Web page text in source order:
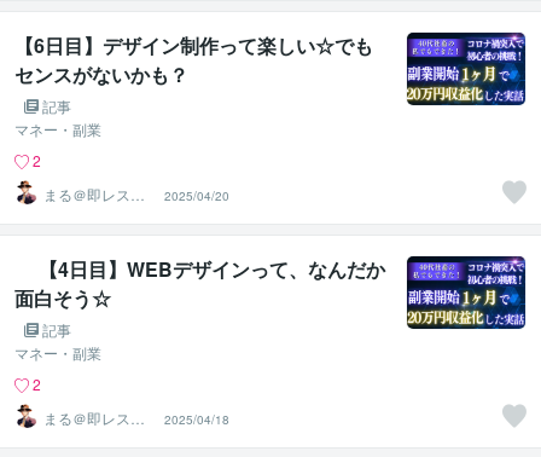
【6日目】デザイン制作って楽しい☆でも
センスがないかも？
記事
マネー・副業
2
まる＠即レス＆
スピード対応
2025/04/20
【4日目】WEBデザインって、なんだか
面白そう☆
記事
マネー・副業
2
まる＠即レス＆
スピード対応
2025/04/18